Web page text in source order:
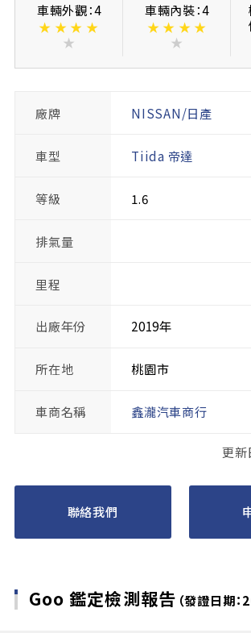
車輛外觀：4
★ ★ ★ ★
★
車輛內裝：4
★ ★ ★ ★
★
廠牌 NISSAN/日產
車型 Tiida 帝達
等級 1.6
排氣量
里程
出廠年份 2019年
所在地 桃園市
車商名稱 鑫瀧汽車商行
更新
聯絡我們
Goo 鑑定檢測報告 （發證日期